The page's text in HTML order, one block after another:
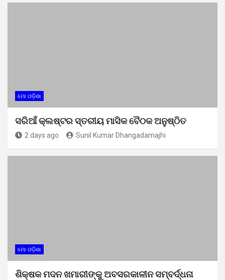
ମୋ ଓଡ଼ିଶା
ସରିଆଁ କ୍ଲଷ୍ଟର ସ୍ତରୀୟ ମାସିକ ବୈଠକ ଅନୁଷ୍ଠିତ
2 days ago Sunil Kumar Dhangadamajhi
ମୋ ଓଡ଼ିଶା
ଶିକ୍ଷକ ମଦନ ଖମାରୀଙ୍କୁ ଅବସରକାଳୀନ ସମ୍ବର୍ଦ୍ଧନା